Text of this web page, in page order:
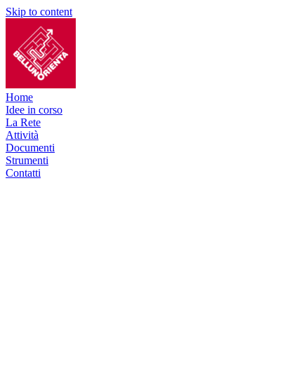
Skip to content
Home
Idee in corso
La Rete
Attività
Documenti
Strumenti
Contatti